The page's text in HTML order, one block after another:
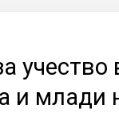
и млади